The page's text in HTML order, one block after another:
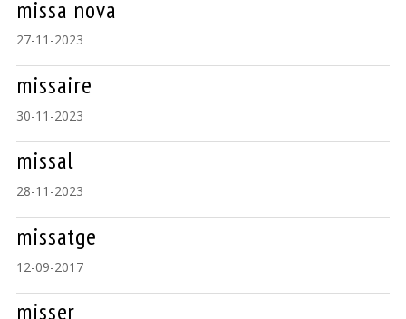
missa nova
27-11-2023
missaire
30-11-2023
missal
28-11-2023
missatge
12-09-2017
misser